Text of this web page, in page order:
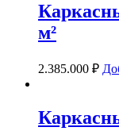
м²
2.385.000 ₽